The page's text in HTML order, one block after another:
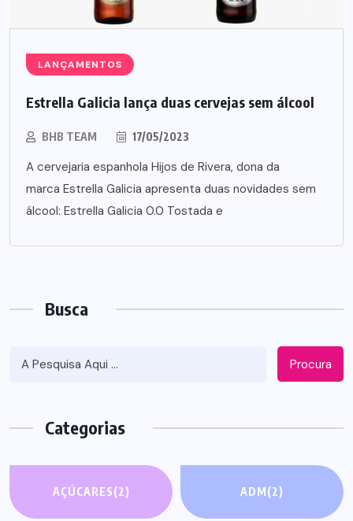
LANÇAMENTOS
Estrella Galicia lança duas cervejas sem álcool
BHB TEAM 17/05/2023
A cervejaria espanhola Hijos de Rivera, dona da
marca Estrella Galicia apresenta duas novidades sem
álcool: Estrella Galicia 0.0 Tostada e
Busca
Procura
Categorias
AÇÚCARES(2) ADM(2)